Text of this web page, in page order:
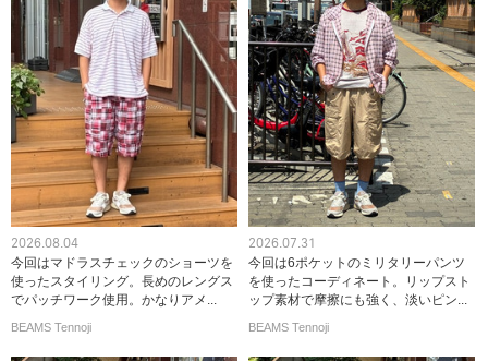
2026.08.04
今回はマドラスチェックのショーツを
使ったスタイリング。長めのレングス
でパッチワーク使用。かなりアメ...
BEAMS Tennoji
2026.07.31
今回は6ポケットのミリタリーパンツ
を使ったコーディネート。リップスト
ップ素材で摩擦にも強く、淡いピン...
BEAMS Tennoji